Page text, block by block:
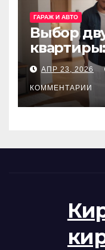
ГАРАЖ И АВТО
Выбор
проверка
АПР 23, 2026
КОММЕНТАРИИ